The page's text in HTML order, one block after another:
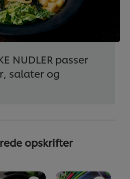
NUDLER passer
salater og
opskrifter